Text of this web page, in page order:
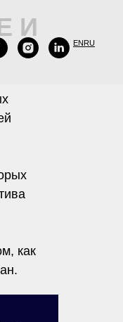
ENRU
И
как